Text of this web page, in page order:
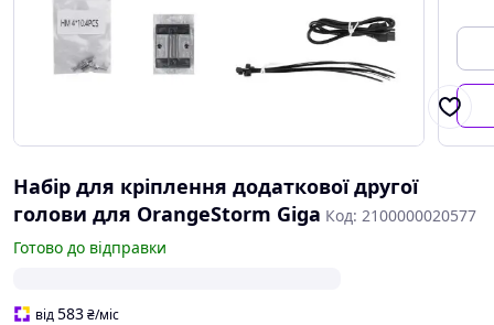
Набір для кріплення додаткової другої
голови для OrangeStorm Giga Код: 2100000020577
Готово до відправки
від583₴/міс